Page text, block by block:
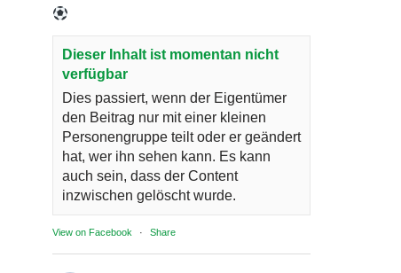
Dieser Inhalt ist momentan nicht
verfügbar
Dies passiert, wenn der Eigentümer
den Beitrag nur mit einer kleinen
Personengruppe teilt oder er geändert
hat, wer ihn sehen kann. Es kann
auch sein, dass der Content
inzwischen gelöscht wurde.
View on Facebook · Share